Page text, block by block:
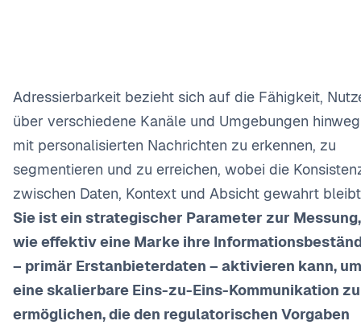
Adressierbarkeit bezieht sich auf die Fähigkeit,
über verschiedene Kanäle und Umgebungen hinweg
mit personalisierten Nachrichten zu erkennen, zu
segmentieren und zu erreichen, wobei die
zwischen Daten, Kontext und Absicht gewahrt
Sie ist ein strategischer Parameter zur Messung,
wie effektiv eine Marke ihre
– primär Erstanbieterdaten – aktivieren kann, um
eine skalierbare Eins-zu-Eins-Kommunikation zu
ermöglichen, die den regulatorischen Vorgaben